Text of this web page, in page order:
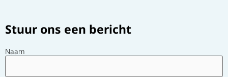
Stuur ons een bericht
Naam